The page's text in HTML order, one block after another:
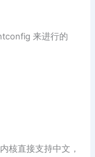
来进行的
核直接支持中文，